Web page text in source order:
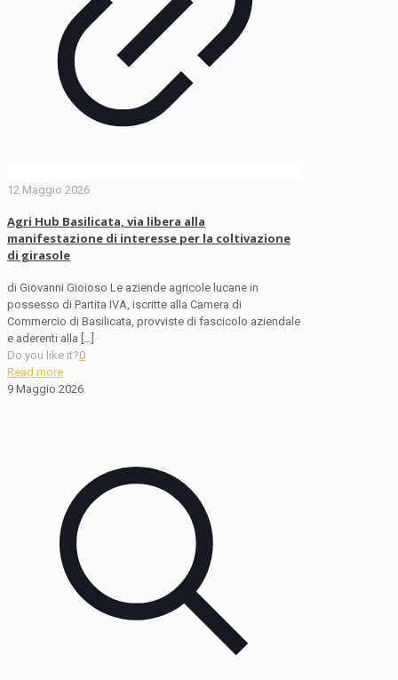
12 Maggio 2026
Agri Hub Basilicata, via libera alla
manifestazione di interesse per la coltivazione
di girasole
di Giovanni Gioioso Le aziende agricole lucane in
possesso di Partita IVA, iscritte alla Camera di
Commercio di Basilicata, provviste di fascicolo aziendale
e aderenti alla […]
Do you like it?0
Read more
9 Maggio 2026